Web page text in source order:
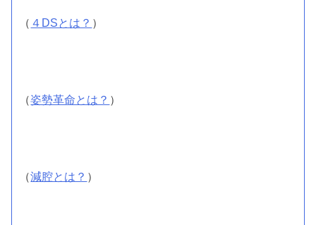
（ ４DSとは？ ）
（姿勢革命とは？ ）
（減腔とは？ ）